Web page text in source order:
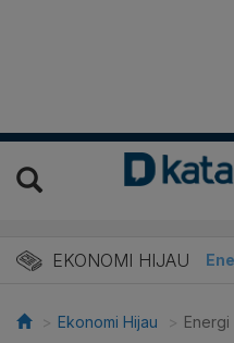
EKONOMI HIJAU
Ekonomi Hijau Energi